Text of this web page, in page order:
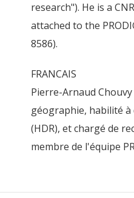
research"). He is a
attached to the
8586).
FRANCAIS
Pierre-Arnaud
géographie, habilité
(HDR), et chargé de
membre de l'équipe